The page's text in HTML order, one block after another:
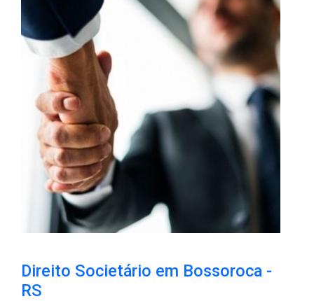
Direito Societário em Bossoroca​ -
RS